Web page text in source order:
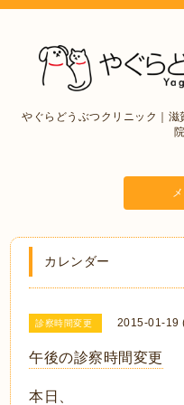
やぐらどうぶつクリニック｜
カレンダー
診察時間変更 2015-01-19
午後の診察時間変更
本日、